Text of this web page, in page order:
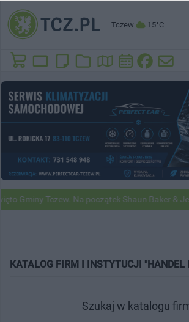
Tczew 15°C
Gminy Tczew. Na początek Shaun Baker &
KATALOG FIRM I INSTYTUCJI "HANDEL
Szukaj w katalogu